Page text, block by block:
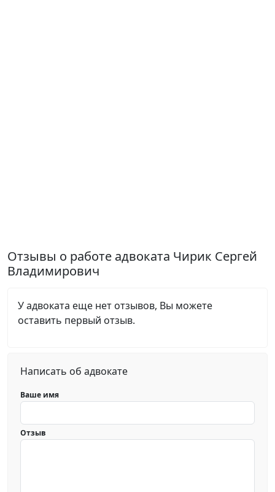
Отзывы о работе адвоката Чирик Сергей
Владимирович
У адвоката еще нет отзывов, Вы можете
оставить первый отзыв.
Написать об адвокате
Ваше имя
Отзыв